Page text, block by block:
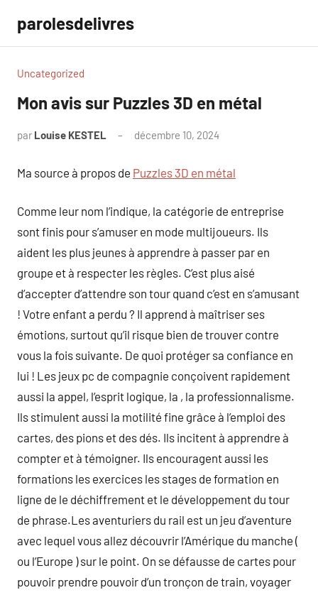
contenu
parolesdelivres
Uncategorized
Mon avis sur Puzzles 3D en métal
par Louise KESTEL décembre 10, 2024
Ma source à propos de Puzzles 3D en métal
Comme leur nom l’indique, la catégorie de entreprise
sont finis pour s’amuser en mode multijoueurs. Ils
aident les plus jeunes à apprendre à passer par en
groupe et à respecter les règles. C’est plus aisé
d’accepter d’attendre son tour quand c’est en s’amusant
! Votre enfant a perdu ? Il apprend à maîtriser ses
émotions, surtout qu’il risque bien de trouver contre
vous la fois suivante. De quoi protéger sa confiance en
lui ! Les jeux pc de compagnie conçoivent rapidement
aussi la appel, l’esprit logique, la , la professionnalisme.
Ils stimulent aussi la motilité fine grâce à l’emploi des
cartes, des pions et des dés. Ils incitent à apprendre à
compter et à témoigner. Ils encouragent aussi les
formations les exercices les stages de formation en
ligne de le déchiffrement et le développement du tour
de phrase.Les aventuriers du rail est un jeu d’aventure
avec lequel vous allez découvrir l’Amérique du manche (
ou l’Europe ) sur le point. On se défausse de cartes pour
pouvoir prendre pouvoir d’un tronçon de train, voyager